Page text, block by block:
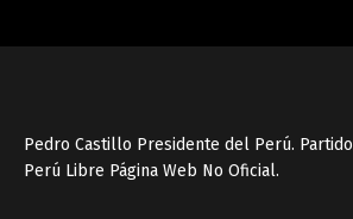
Pedro Castillo Presidente del Perú.
Perú Libre Página Web No Oficial.